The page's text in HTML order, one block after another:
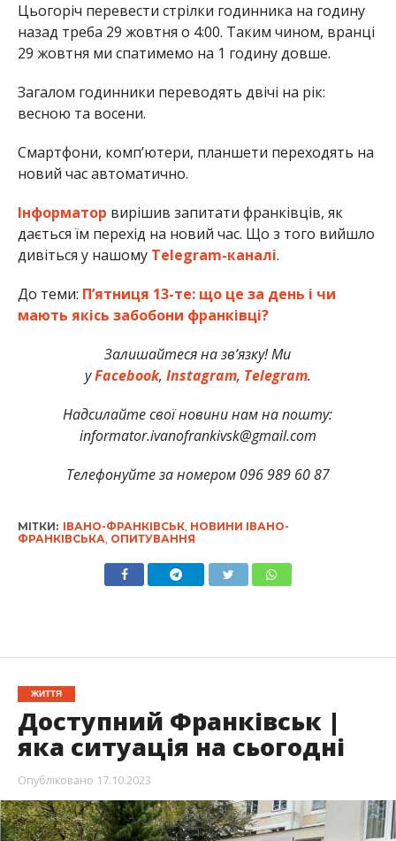
Цьогоріч перевести стрілки годинника на годину
назад треба 29 жовтня о 4:00. Таким чином, вранці
29 жовтня ми спатимемо на 1 годину довше.
Загалом годинники переводять двічі на рік:
весною та восени.
Смартфони, комп’ютери, планшети переходять на
новий час автоматично.
Інформатор вирішив запитати франківців, як
дається їм перехід на новий час. Що з того вийшло
дивіться у нашому Telegram-каналі.
До теми: П’ятниця 13-те: що це за день і чи
мають якісь забобони франківці?
Залишайтеся на зв’язку! Ми
уFacebook, Instagram, Telegram.
Надсилайте свої новини нам на пошту:
informator.ivanofrankivsk@gmail.com
Телефонуйте за номером 096 989 60 87
МІТКИ: ІВАНО-ФРАНКІВСЬК, НОВИНИ ІВАНО-
ФРАНКІВСЬКА, ОПИТУВАННЯ
ЖИТТЯ
Доступний Франківськ |
яка ситуація на сьогодні
Опубліковано 17.10.2023